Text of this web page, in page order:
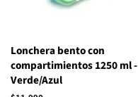
Lonchera bento con
compartimientos 1250 ml -
Verde/Azul